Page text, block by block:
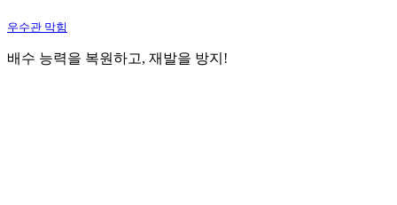
우수관 막힘
배수 능력을 복원하고, 재발을 방지!